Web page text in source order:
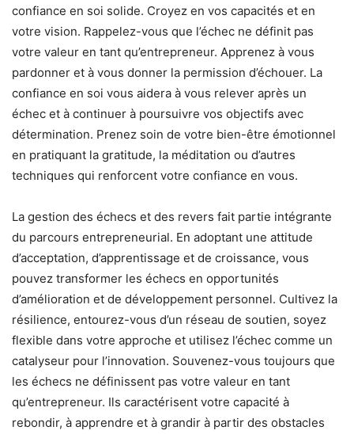
confiance en soi solide. Croyez en vos capacités et en
votre vision. Rappelez-vous que l’échec ne définit pas
votre valeur en tant qu’entrepreneur. Apprenez à vous
pardonner et à vous donner la permission d’échouer. La
confiance en soi vous aidera à vous relever après un
échec et à continuer à poursuivre vos objectifs avec
détermination. Prenez soin de votre bien-être émotionnel
en pratiquant la gratitude, la méditation ou d’autres
techniques qui renforcent votre confiance en vous.
La gestion des échecs et des revers fait partie intégrante
du parcours entrepreneurial. En adoptant une attitude
d’acceptation, d’apprentissage et de croissance, vous
pouvez transformer les échecs en opportunités
d’amélioration et de développement personnel. Cultivez la
résilience, entourez-vous d’un réseau de soutien, soyez
flexible dans votre approche et utilisez l’échec comme un
catalyseur pour l’innovation. Souvenez-vous toujours que
les échecs ne définissent pas votre valeur en tant
qu’entrepreneur. Ils caractérisent votre capacité à
rebondir, à apprendre et à grandir à partir des obstacles